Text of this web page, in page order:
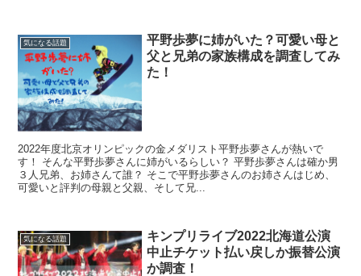
気になる話題
平野歩夢に姉がいた？可愛い母と
父と兄弟の家族構成を調査してみ
た！
2022年度北京オリンピックの金メダリスト平野歩夢さんが熱いで
す！ そんな平野歩夢さんに姉がいるらしい？ 平野歩夢さんは確か男
３人兄弟、お姉さんて誰？ そこで平野歩夢さんのお姉さんはじめ、
可愛いと評判の母親と父親、そして兄...
気になる話題
キンプリライブ2022北海道公演
中止チケット払い戻しか振替公演
か調査！